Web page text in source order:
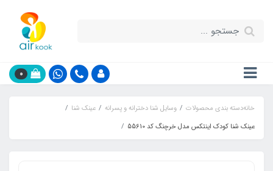
0
خانهدسته بندی محصولات وسایل شنا دخترانه و پسرانه
عینک شنا
عینک شنا کودک اینتکس مدل خرچنگ کد 55610